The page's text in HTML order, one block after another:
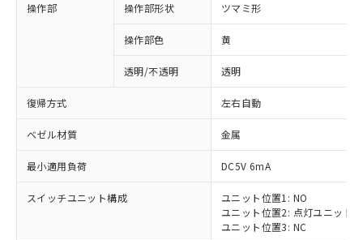
操作部 操作部形状 ツマミ形
操作部色 黄
透明/不透明 透明
復帰方式 左右自動
ベゼル材質 金属
最小適用負荷 DC5V 6mA
スイッチユニット構成
ユニット位置1: NO
ユニット位置2: 点灯ユニット
ユニット位置3: NC